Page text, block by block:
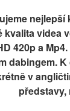
nejlepší
kvalita videa
420p a
dabingem.
v
představy,